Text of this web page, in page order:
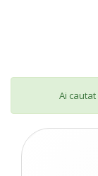
Ai cautat